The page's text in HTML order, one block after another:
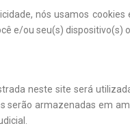
nós usamos
e/ou seu(s) dispositivo(s)
neste site será
serão armazenadas em